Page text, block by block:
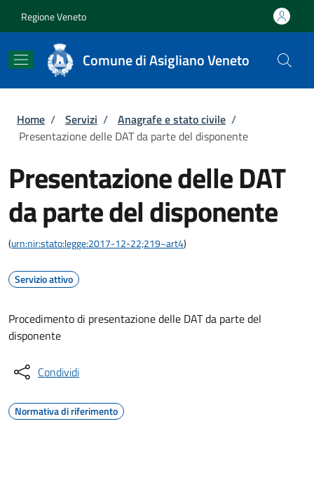
Regione Veneto
Comune di Asigliano Veneto
Briciole di pane
Home / Servizi / Anagrafe e stato civile /
Presentazione delle DAT da parte del disponente
Presentazione delle DAT
da parte del disponente
(urn:nir:stato:legge:2017-12-22;219~art4)
Servizio attivo
Procedimento di presentazione delle DAT da parte del
disponente
Condividi
Normativa di riferimento